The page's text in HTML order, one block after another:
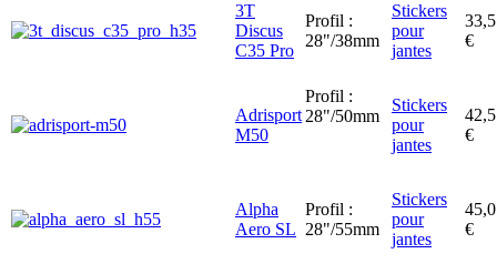
3T
Discus
C35 Pro
Profil :
28"/38mm
Stickers
pour
jantes
33,5
€
Adrisport
M50
Profil :
28"/50mm
Stickers
pour
jantes
42,5
€
Alpha
Aero SL
Profil :
28"/55mm
Stickers
pour
jantes
45,0
€